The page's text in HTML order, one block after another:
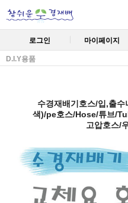
로그인 마이페이지
D.I.Y용품
수경재배기호스/입,출
색)/pe호스/Hose/튜브/
고압호스/